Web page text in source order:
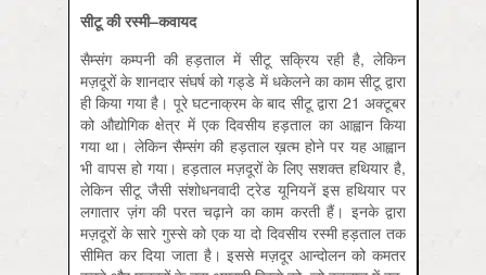
सीटूकीरस्मी–कवायद
सैम्संग कम्पनी की हड़ताल में सीटू सक्रिय रही है, लेकिन
मज़दूरों के शानदार संघर्ष को गड्डे में धकेलने का काम सीटू द्वारा
ही किया गया है। पूरे घटनाक्रम के बाद सीटू द्वारा 21 अक्टूबर
को औद्योगिक क्षेत्र में एक दिवसीय हड़ताल का आह्वान किया
गया था। लेकिन सैम्संग की हड़ताल ख़त्म होने पर यह आह्वान
भी वापस हो गया। हड़ताल मज़दूरों के लिए सशक्त हथियार है,
लेकिन सीटू जैसी संशोधनवादी ट्रेड यूनियनें इस हथियार पर
लगातार ज़ंग की परत चढ़ाने का काम करती हैं। इनके द्वारा
मज़दूरों के सारे गुस्से को एक या दो दिवसीय रस्मी हड़ताल तक
सीमित कर दिया जाता है। इससे मज़दूर आन्दोलन को कमतर